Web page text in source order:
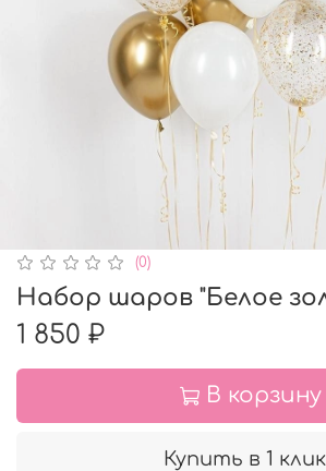
(0)
Набор шаров "Белое
1 850 ₽
В корзину
Купить в 1 клик